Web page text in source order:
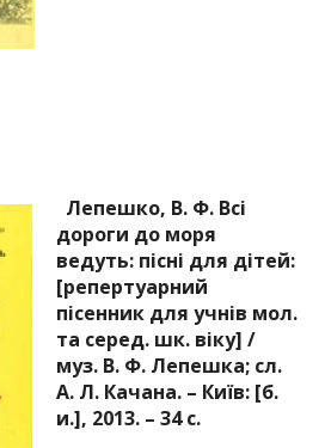
Лепешко, В. Ф. Всі
дороги до моря
ведуть: пісні для дітей:
[репертуарний
пісенник для учнів мол.
та серед. шк. віку] /
муз. В. Ф. Лепешка; сл.
А. Л. Качана. – Київ: [б.
и.], 2013. – 34 с.